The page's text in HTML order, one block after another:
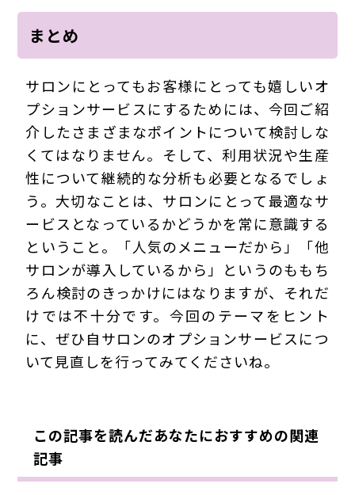
まとめ
サロンにとってもお客様にとっても嬉しいオ
プションサービスにするためには、今回ご紹
介したさまざまなポイントについて検討しな
くてはなりません。そして、利用状況や生産
性について継続的な分析も必要となるでしょ
う。大切なことは、サロンにとって最適なサ
ービスとなっているかどうかを常に意識する
ということ。「人気のメニューだから」「他
サロンが導入しているから」というのももち
ろん検討のきっかけにはなりますが、それだ
けでは不十分です。今回のテーマをヒント
に、ぜひ自サロンのオプションサービスにつ
いて見直しを行ってみてくださいね。
この記事を読んだあなたにおすすめの関連
記事